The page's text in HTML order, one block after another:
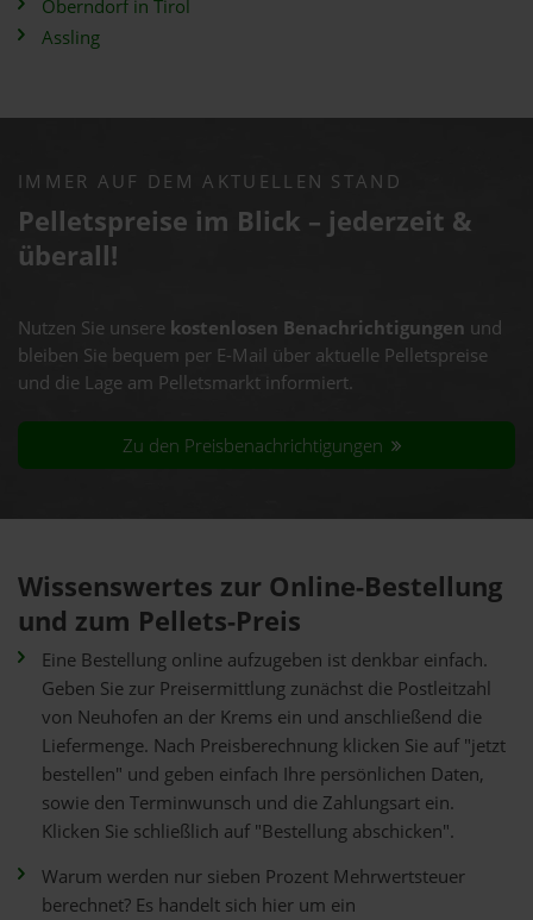
Oberndorf in Tirol
Assling
IMMER AUF DEM AKTUELLEN STAND
Pelletspreise im Blick – jederzeit &
überall!
Nutzen Sie unsere kostenlosen Benachrichtigungen und
bleiben Sie bequem per E-Mail über aktuelle Pelletspreise
und die Lage am Pelletsmarkt informiert.
Zu den Preisbenachrichtigungen
Wissenswertes zur Online-Bestellung
und zum Pellets-Preis
Eine Bestellung online aufzugeben ist denkbar einfach.
Geben Sie zur Preisermittlung zunächst die Postleitzahl
von Neuhofen an der Krems ein und anschließend die
Liefermenge. Nach Preisberechnung klicken Sie auf "jetzt
bestellen" und geben einfach Ihre persönlichen Daten,
sowie den Terminwunsch und die Zahlungsart ein.
Klicken Sie schließlich auf "Bestellung abschicken".
Warum werden nur sieben Prozent Mehrwertsteuer
berechnet? Es handelt sich hier um ein